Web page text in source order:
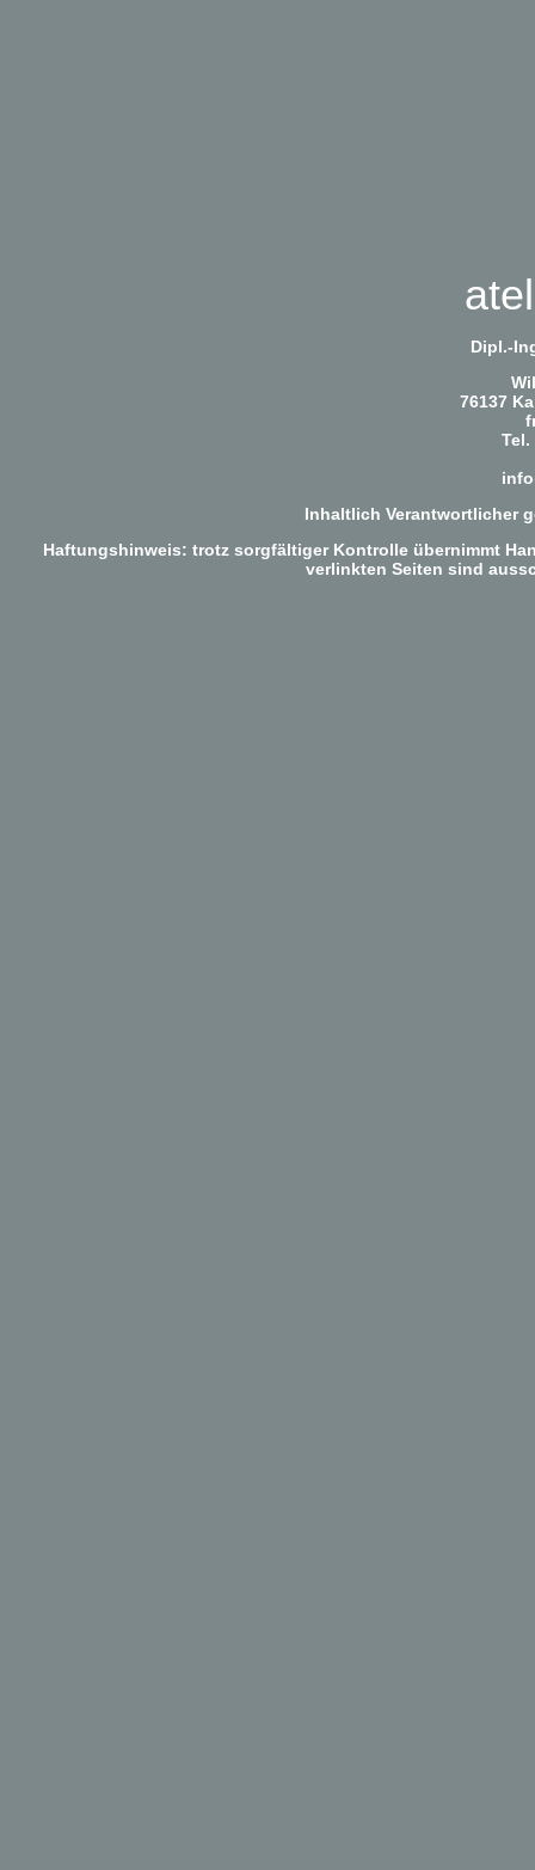
Dipl.-
76137
Tel.
Inhaltlich Verantwortlicher
Haftungshinweis: trotz sorgfältiger Kontrolle übernimmt
verlinkten Seiten sind